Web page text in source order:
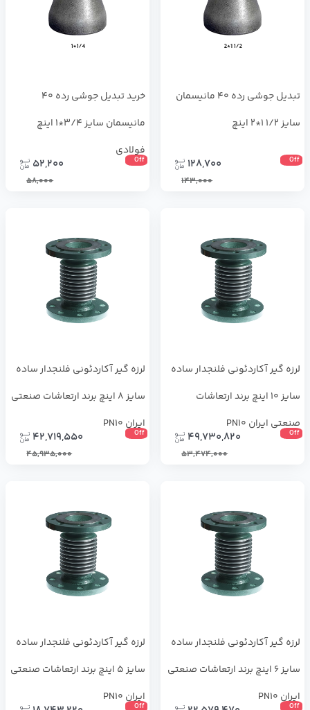
تبدیل جوشی رده 40 مانیسمان
سایز 1/2 1*2 اینچ
Off
128,700
143,000
خرید تبدیل جوشی رده 40
مانیسمان سایز 3/4*1 اینچ
فولادی
Off
52,200
58,000
لرزه گیر آکاردئونی فلنجدار ساده
سایز 10 اینچ برند ارتعاشات
صنعتی ایران PN10
Off
49,730,820
53,474,000
لرزه گیر آکاردئونی فلنجدار ساده
سایز 8 اینچ برند ارتعاشات صنعتی
ایران PN10
Off
42,719,550
45,935,000
لرزه گیر آکاردئونی فلنجدار ساده
سایز 6 اینچ برند ارتعاشات صنعتی
ایران PN10
Off
لرزه گیر آکاردئونی فلنجدار ساده
سایز 5 اینچ برند ارتعاشات صنعتی
ایران PN10
Off